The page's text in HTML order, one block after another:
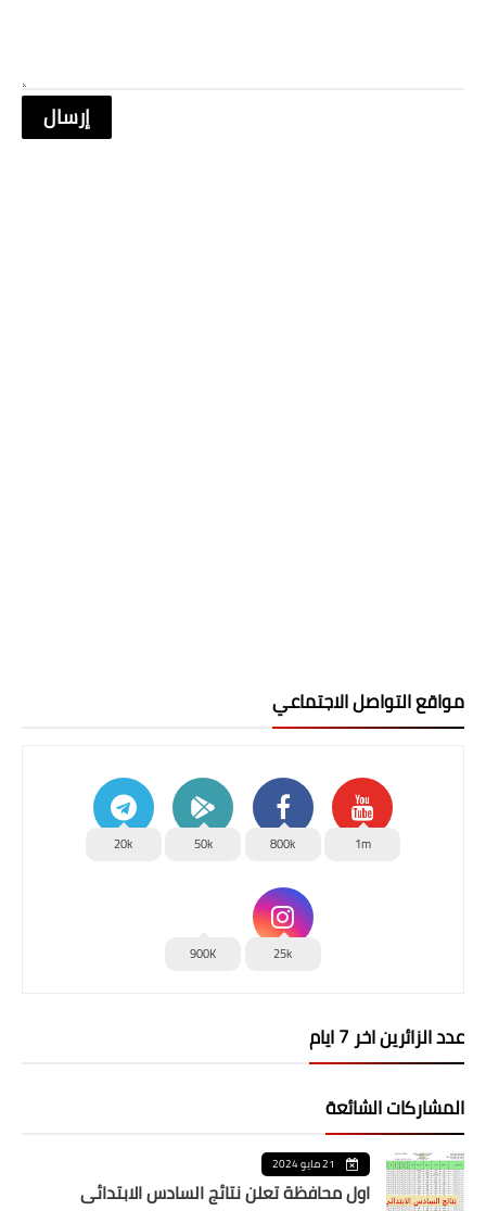
مواقع التواصل الاجتماعي
1m
800k
50k
20k
25k
900K
عدد الزائرين اخر 7 ايام
المشاركات الشائعة
21 مايو 2024
اول محافظة تعلن نتائج السادس الابتدائي